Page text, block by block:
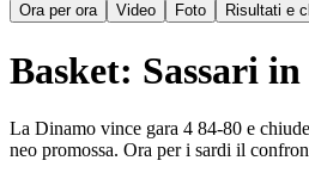
Ora per ora Video Foto Risultati e
Basket: Sassari
La Dinamo vince gara 4 84-80 e
neo promossa. Ora per i sardi il